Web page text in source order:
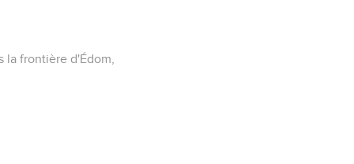
la frontière d'Édom,